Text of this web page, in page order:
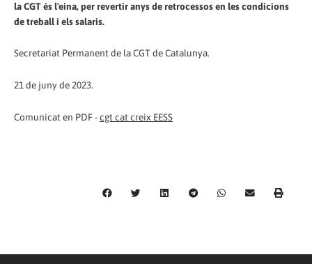
la CGT és l'eina, per revertir anys de retrocessos en les condicions
de treball i els salaris.
Secretariat Permanent de la CGT de Catalunya.
21 de juny de 2023.
Comunicat en PDF -cgt cat creix EESS